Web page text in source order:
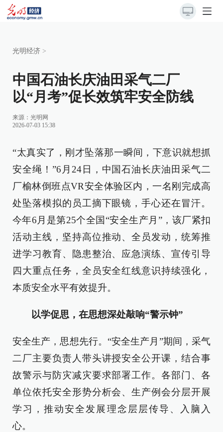
光明经济 >
中国石油长庆油田采气二厂
以“月考”促长效筑牢安全防线
来源： 光明网
2026-07-03 15:38
“太真实了，刚才坠落那一瞬间，下意识就想抓
安全绳！”6月24日，中国石油长庆油田采气二
厂榆林倒班点VR安全体验区内，一名刚完成高
处坠落模拟的员工摘下眼镜，手心还在冒汗。
今年6月是第25个全国“安全生产月”，该厂紧扣
活动主线，坚持高位推动、全员发动，统筹推
进学习教育、隐患整治、应急演练、宣传引导
四大重点任务，全员安全红线意识持续强化，
本质安全水平有效提升。
以学促思，在思想深处敲响“警示钟”
安全生产，思想先行。“安全生产月”期间，采气
二厂主要负责人带头讲授安全公开课，结合事
故警示与防灾减灾要求部署工作。各部门、各
单位依托安全形势分析会、生产例会分层开展
学习，推动安全发展理念层层传导、入脑入
心。